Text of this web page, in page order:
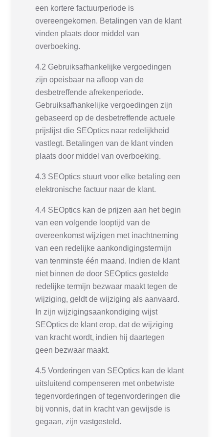
een kortere factuurperiode is
overeengekomen. Betalingen van de klant
vinden plaats door middel van
overboeking.
4.2 Gebruiksafhankelijke vergoedingen
zijn opeisbaar na afloop van de
desbetreffende afrekenperiode.
Gebruiksafhankelijke vergoedingen zijn
gebaseerd op de desbetreffende actuele
prijslijst die SEOptics naar redelijkheid
vastlegt. Betalingen van de klant vinden
plaats door middel van overboeking.
4.3 SEOptics stuurt voor elke betaling een
elektronische factuur naar de klant.
4.4 SEOptics kan de prijzen aan het begin
van een volgende looptijd van de
overeenkomst wijzigen met inachtneming
van een redelijke aankondigingstermijn
van tenminste één maand. Indien de klant
niet binnen de door SEOptics gestelde
redelijke termijn bezwaar maakt tegen de
wijziging, geldt de wijziging als aanvaard.
In zijn wijzigingsaankondiging wijst
SEOptics de klant erop, dat de wijziging
van kracht wordt, indien hij daartegen
geen bezwaar maakt.
4.5 Vorderingen van SEOptics kan de klant
uitsluitend compenseren met onbetwiste
tegenvorderingen of tegenvorderingen die
bij vonnis, dat in kracht van gewijsde is
gegaan, zijn vastgesteld.